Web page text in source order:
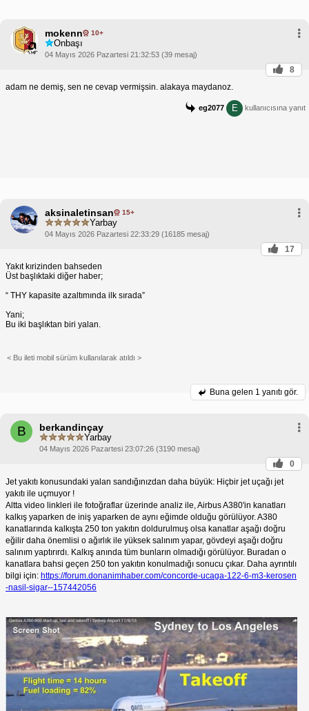
mokenn 10+
Onbaşı
04 Mayıs 2026 Pazartesi 21:32:53 (39 mesaj)
8
adam ne demiş, sen ne cevap vermişsin. alakaya maydanoz.
eg2077 E kullanıcısına yanıt
aksinaletinsan 15+
Yarbay
04 Mayıs 2026 Pazartesi 22:33:29 (16185 mesaj)
17
Yakıt kırizinden bahseden
Üst başlıktaki diğer haber;
“ THY kapasite azaltımında ilk sırada”
Yani;
Bu iki başlıktan biri yalan.
< Bu ileti mobil sürüm kullanılarak atıldı >
Buna gelen 1 yanıtı gör.
B berkandinçay
Yarbay
04 Mayıs 2026 Pazartesi 23:07:26 (3190 mesaj)
0
Jet yakıtı konusundaki yalan sandığınızdan daha büyük: Hiçbir jet uçağı jet
yakıtı ile uçmuyor !
Altta video linkleri ile fotoğraflar üzerinde analiz ile, Airbus A380'in kanatları
kalkış yaparken de iniş yaparken de aynı eğimde olduğu görülüyor. A380
kanatlarında kalkışta 250 ton yakıtın doldurulmuş olsa kanatlar aşağı doğru
eğilir daha önemlisi o ağırlık ile yüksek salınım yapar, gövdeyi aşağı doğru
salınım yaptırırdı. Kalkış anında tüm bunların olmadığı görülüyor. Buradan o
kanatlara bahsi geçen 250 ton yakıtın konulmadığı sonucu çıkar. Daha ayrıntılı
bilgi için: https://forum.donanimhaber.com/concorde-ucaga-122-6-m3-kerosen
-nasil-sigar--157442056